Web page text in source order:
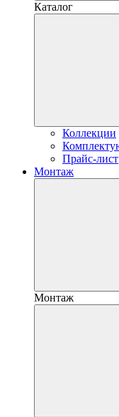
Каталог
Коллекции
Прайс-лист
Монтаж
Монтаж